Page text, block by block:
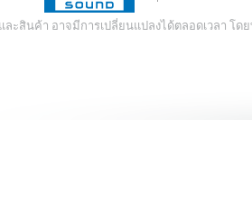
ละสินค้า อาจมีการเปลี่ยนแปลงได้ตลอดเวลา โ